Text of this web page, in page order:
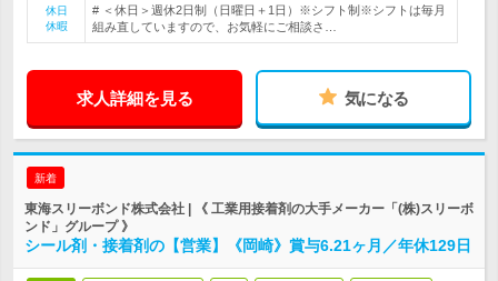
休日
休暇
# ＜休日＞週休2日制（日曜日＋1日）※シフト制※シフトは毎月
組み直していますので、お気軽にご相談さ…
求人詳細を見る 気になる
新着
東海スリーボンド株式会社 | 《 工業用接着剤の大手メーカー「(株)スリーボ
ンド」グループ 》
シール剤・接着剤の【営業】《岡崎》賞与6.21ヶ月／年休129日